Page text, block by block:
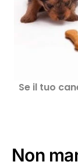
Se il tuo
Non